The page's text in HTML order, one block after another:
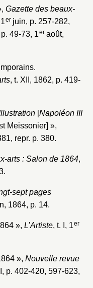
Gazette des beaux-
erjuin, p. 257-282,
49-73, 1eraoût,
, t. XII, 1862, p. 419-
[Napoléon III
Meissonier] »,
repr. p. 380.
arts : Salon de 1864,
sept pages
1864, p. 14.
», L’Artiste, t. I, 1er
», Nouvelle revue
p. 402-420, 597-623,